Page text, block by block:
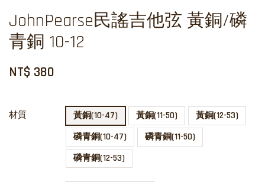
JohnPearse民謠吉他弦 黃銅/磷
青銅 10-12
NT$ 380
材質 黃銅(10-47) 黃銅(11-50)
黃銅(12-53)
磷青銅(10-47)
磷青銅(11-50)
磷青銅(12-53)